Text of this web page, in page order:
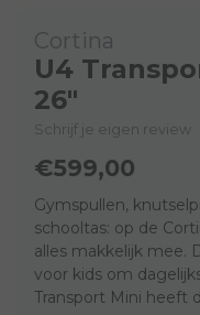
Cortina
U4
26"
Schrijf je eigen review
€599,00
Gymspullen,
schooltas: op de
alles makkelijk mee.
voor kids om
Transport Mini heeft